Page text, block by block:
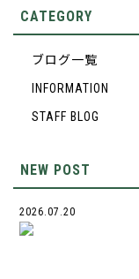
CATEGORY
ブログ一覧
INFORMATION
STAFF BLOG
NEW POST
2026.07.20